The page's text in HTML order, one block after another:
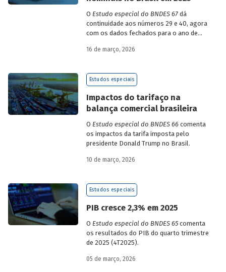
O Estudo especial do BNDES 67dá
continuidade aos números 29 e 40, agora
com os dados fechados para o ano de
16 de março, 2026
Estudos especiais
Impactos do tarifaço na
balança comercial brasileira
O Estudo especial do BNDES 66comenta
os impactos da tarifa imposta pelo
presidente Donald Trump no Brasil.
10 de março, 2026
Estudos especiais
PIB cresce 2,3% em 2025
O Estudo especial do BNDES 65comenta
os resultados do PIB do quarto trimestre
de 2025 (4T2025).
05 de março, 2026